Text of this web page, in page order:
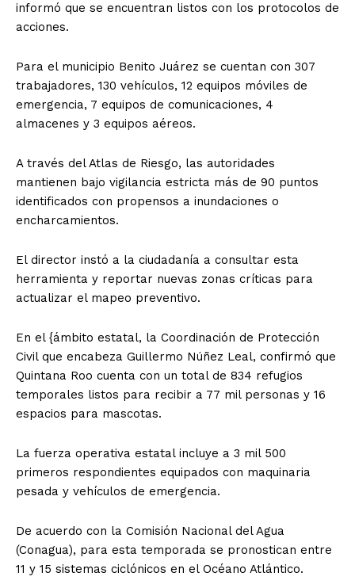
informó que se encuentran listos con los protocolos de
acciones.
Para el municipio Benito Juárez se cuentan con 307
trabajadores, 130 vehículos, 12 equipos móviles de
emergencia, 7 equipos de comunicaciones, 4
almacenes y 3 equipos aéreos.
A través del Atlas de Riesgo, las autoridades
mantienen bajo vigilancia estricta más de 90 puntos
identificados con propensos a inundaciones o
encharcamientos.
El director instó a la ciudadanía a consultar esta
herramienta y reportar nuevas zonas críticas para
actualizar el mapeo preventivo.
En el {ámbito estatal, la Coordinación de Protección
Civil que encabeza Guillermo Núñez Leal, confirmó que
Quintana Roo cuenta con un total de 834 refugios
temporales listos para recibir a 77 mil personas y 16
espacios para mascotas.
La fuerza operativa estatal incluye a 3 mil 500
primeros respondientes equipados con maquinaria
pesada y vehículos de emergencia.
De acuerdo con la Comisión Nacional del Agua
(Conagua), para esta temporada se pronostican entre
11 y 15 sistemas ciclónicos en el Océano Atlántico.